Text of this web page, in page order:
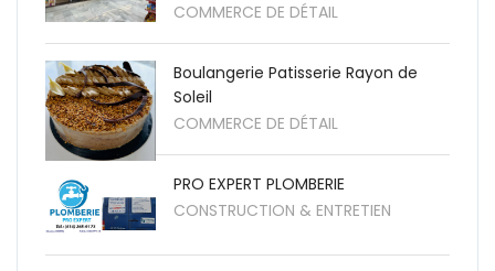
COMMERCE DE DÉTAIL
Boulangerie Patisserie Rayon de
Soleil
COMMERCE DE DÉTAIL
PRO EXPERT PLOMBERIE
CONSTRUCTION & ENTRETIEN